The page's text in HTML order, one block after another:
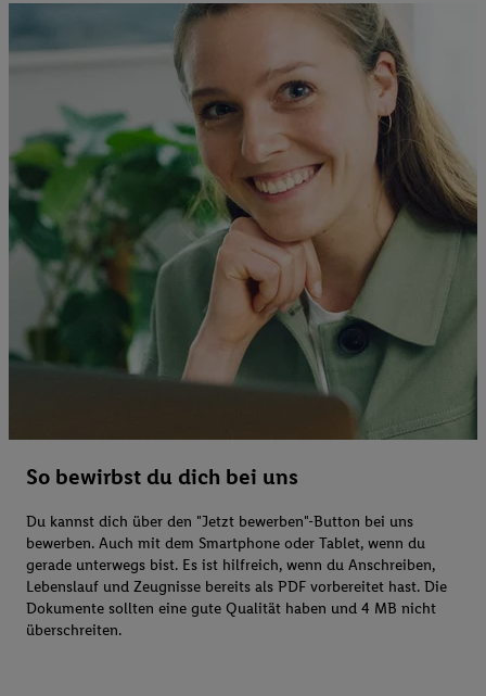
So bewirbst du dich bei uns
Du kannst dich über den "Jetzt bewerben"-Button bei uns
bewerben. Auch mit dem Smartphone oder Tablet, wenn du
gerade unterwegs bist. Es ist hilfreich, wenn du Anschreiben,
Lebenslauf und Zeugnisse bereits als PDF vorbereitet hast. Die
Dokumente sollten eine gute Qualität haben und 4 MB nicht
überschreiten.